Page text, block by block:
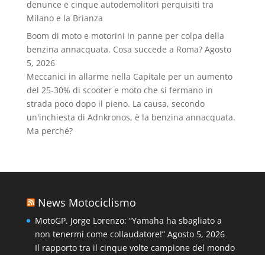
denunce e cinque autodemolitori perquisiti tra
Milano e la Brianza
Boom di moto e motorini in panne per colpa della
benzina annacquata. Cosa succede a Roma? Agosto
5, 2026
Meccanici in allarme nella Capitale per un aumento
del 25-30% di scooter e moto che si fermano in
strada poco dopo il pieno. La causa, secondo
un'inchiesta di Adnkronos, è la benzina annacquata.
Ma perché?
News Motociclismo
MotoGP. Jorge Lorenzo: “Yamaha ha sbagliato a
non tenermi come collaudatore!” Agosto 5, 2026
Il rapporto tra il cinque volte campione del mondo